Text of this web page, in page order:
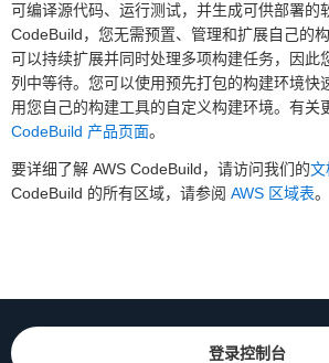
可编译源代码、运行测试，并生成可供部署的
CodeBuild，您无需预置、管理和扩展自己的
可以持续扩展并同时处理多项构建任务，因此
列中等待。您可以使用预先打包的构建环境快
用您自己的构建工具的自定义构建环境。有关
CodeBuild 产品页面。
要详细了解 AWS CodeBuild，请访问我们的文
CodeBuild 的所有区域，请参阅 AWS 区域表。
登录控制台